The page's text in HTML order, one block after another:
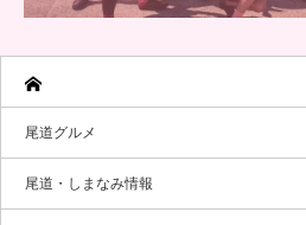
尾道グルメ
尾道・しまなみ情報